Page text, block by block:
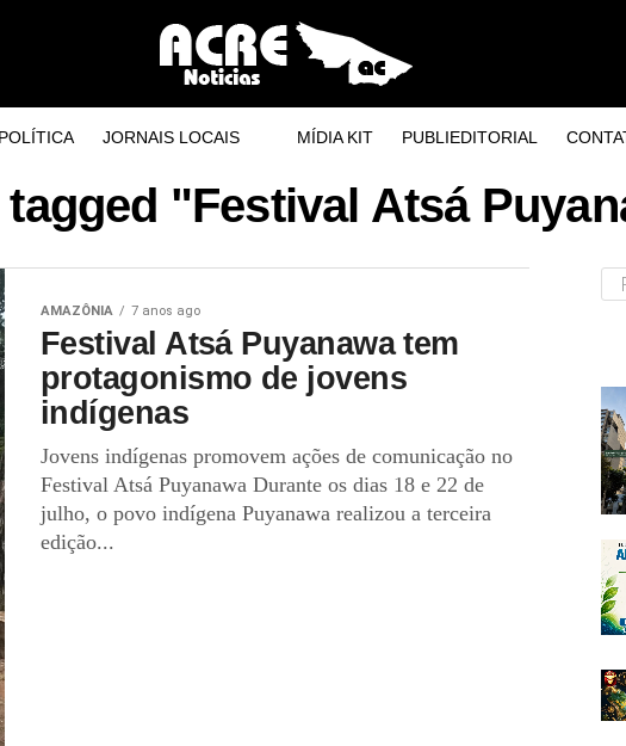
JORNAIS LOCAIS MÍDIA KIT PUBLIEDITORIAL
"Festival Atsá
AMAZÔNIA 7 anos ago
Festival Atsá Puyanawa tem
protagonismo de jovens
indígenas
Jovens indígenas promovem ações de comunicação no
Festival Atsá Puyanawa Durante os dias 18 e 22 de
julho, o povo indígena Puyanawa realizou a terceira
edição...